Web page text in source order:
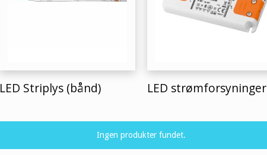
LED Striplys (bånd) LED strømforsyninger
Ingen produkter fundet.